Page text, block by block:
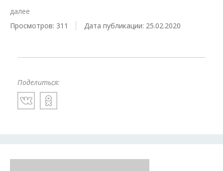
далее
Просмотров: 311
Дата публикации: 25.02.2020
Поделиться: